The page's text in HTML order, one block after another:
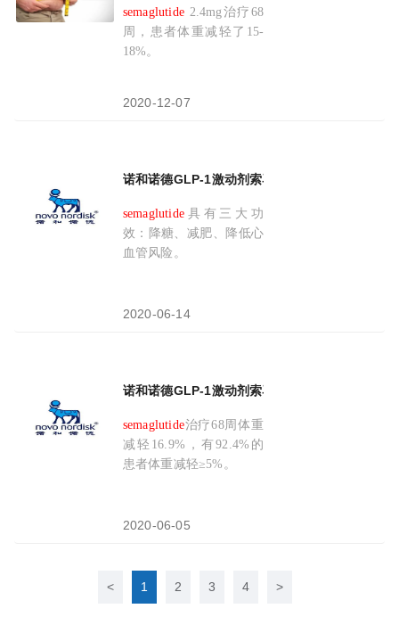
semaglutide 2.4mg治疗68
周，患者体重减轻了15-
18%。
2020-12-07
诺和诺德GLP-1激动剂索马鲁肽(
semaglutide 具有三大功
效：降糖、减肥、降低心
血管风险。
2020-06-14
诺和诺德GLP-1激动剂索马鲁肽(
semaglutide治疗68周体重
减轻16.9%，有92.4%的
患者体重减轻≥5%。
2020-06-05
< 1 2 3 4 >